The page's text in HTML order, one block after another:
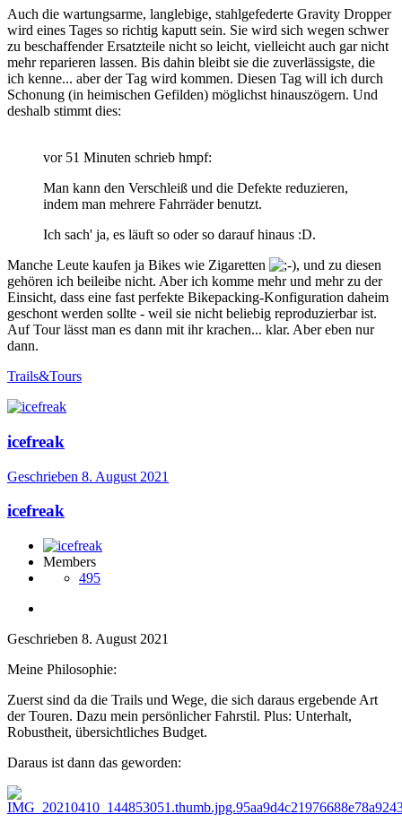
Auch die wartungsarme, langlebige, stahlgefederte Gravity Dropper
wird eines Tages so richtig kaputt sein. Sie wird sich wegen schwer
zu beschaffender Ersatzteile nicht so leicht, vielleicht auch gar nicht
mehr reparieren lassen. Bis dahin bleibt sie die zuverlässigste, die
ich kenne... aber der Tag wird kommen. Diesen Tag will ich durch
Schonung (in heimischen Gefilden) möglichst hinauszögern. Und
deshalb stimmt dies:
vor 51 Minuten schrieb hmpf:
Man kann den Verschleiß und die Defekte reduzieren,
indem man mehrere Fahrräder benutzt.
Ich sach' ja, es läuft so oder so darauf hinaus :D.
Manche Leute kaufen ja Bikes wie Zigaretten
, und zu diesen
gehören ich beileibe nicht. Aber ich komme mehr und mehr zu der
Einsicht, dass eine fast perfekte Bikepacking-Konfiguration daheim
geschont werden sollte - weil sie nicht beliebig reproduzierbar ist.
Auf Tour lässt man es dann mit ihr krachen... klar. Aber eben nur
dann.
Trails&Tours
icefreak
Geschrieben 8. August 2021
icefreak
Members
495
Geschrieben 8. August 2021
Meine Philosophie:
Zuerst sind da die Trails und Wege, die sich daraus ergebende Art
der Touren. Dazu mein persönlicher Fahrstil. Plus: Unterhalt,
Robustheit, übersichtliches Budget.
Daraus ist dann das geworden: